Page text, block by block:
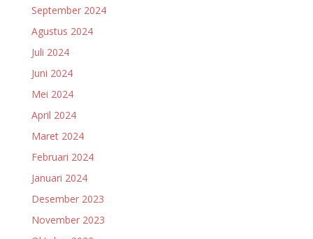
September 2024
Agustus 2024
Juli 2024
Juni 2024
Mei 2024
April 2024
Maret 2024
Februari 2024
Januari 2024
Desember 2023
November 2023